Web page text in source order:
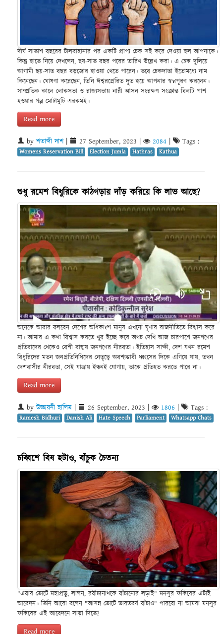
দীর্ঘ সাতাশ বছরের টালবাহানার পর একটি প্রাপ্য চেক সই করে দেওয়া হল আপনাকে।
কিন্তু হাতে নিয়ে দেখলেন, ছয়-সাত বছর পরের তারিখ উল্লেখ করা। এ চেক দুলিয়ে
আগামী ছয়-সাত বছর বড়জোর হাওয়া খেতে পারেন। তবে চেকদাতা ইতোমধ্যে নাম
কিনেছেন। ঘোষণা করেছেন, তিনি ঈশ্বরপ্রেরিত দূত হয়ে আপনার স্বপ্নপূরণ করলেন।
সাম্প্রতিক কালে লোকসভা ও রাজ্যসভায় নারী আসন সংরক্ষণ সংক্রান্ত বিলটি পাশ
হওয়ার গল্প মোটামুটি এরকমই।
Read more
byশতাব্দী দাশ| 27 September, 2023 2084 Tags :
Womens Reservation Bill Election Jumla Hathras Kathua
শুধু রমেশ বিধুরিকে কাঠগড়ায় দাঁড় করিয়ে কি লাভ আছে?
অনেকে আবার বলবেন দেশের অধিকাংশ মানুষ এখনো ঘৃণার রাজনীতিতে বিশ্বাস করে
না। আমার এ কথা বিশ্বাস করতে খুব ইচ্ছে করে অথচ দেখি আজ চারপাশে জনগণের
প্রতিবাদের থেকেও বেশী বাঙ্ময় জনগণের নীরবতা। ইতিহাস সাক্ষী, দেশ যখন রমেশ
বিধুরিদের মতন জনপ্রতিনিধিদের নেতৃত্বে অবশ্যম্ভাবী ধ্বংসের দিকে এগিয়ে যায়, তখন
দেশবাসীর নীরবতা, সেই যাত্রায় ইন্ধনই যোগায়, তাকে প্রতিহত করতে পারে না।
Read more
byউজ্জয়নী হালিম 26 September, 2023 1806 Tags :
Ramesh Bidhuri Danish Ali Hate Speech Parliament Whatsapp Chats
চব্বিশে বিষ হটাও, বাঁচুক চৈতন্য
"এবার ভোটে মহাপ্রভু, লালন, রবীন্দ্রনাথকে বাঁচানোর লড়াই" মনসুর ফকিরের এটাই
আবেদন। তিনি আরো বলেন "আসন্ন ভোটে ভারতবর্ষ বাঁচাও" পারবো না আমরা মনসুর
ফকিরের এই আবেদনে সাড়া দিতে?
Read more